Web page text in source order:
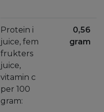
Protein i
juice, fem
frukters
juice,
vitamin c
per 100
gram:
0,56
gram